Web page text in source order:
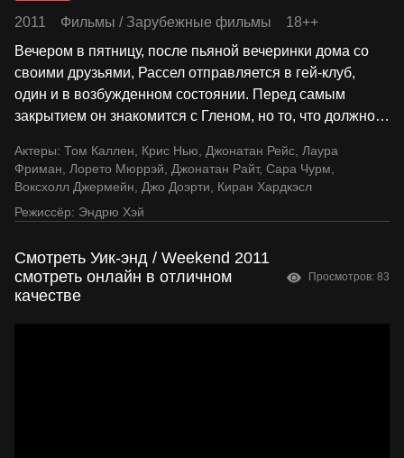
2011 Фильмы / Зарубежные фильмы
18++
Вечером в пятницу, после пьяной вечеринки дома со
своими друзьями, Рассел отправляется в гей-клуб,
один и в возбужденном состоянии. Перед самым
закрытием он знакомится с Гленом, но то, что должно…
Актеры: Том Каллен, Крис Нью, Джонатан Рейс, Лаура
Фриман, Лорето Мюррэй, Джонатан Райт, Сара Чурм,
Воксхолл Джермейн, Джо Доэрти, Киран Хардкэсл
Режиссёр: Эндрю Хэй
Смотреть Уик-энд / Weekend 2011
смотреть онлайн в отличном
качестве
Просмотров: 83